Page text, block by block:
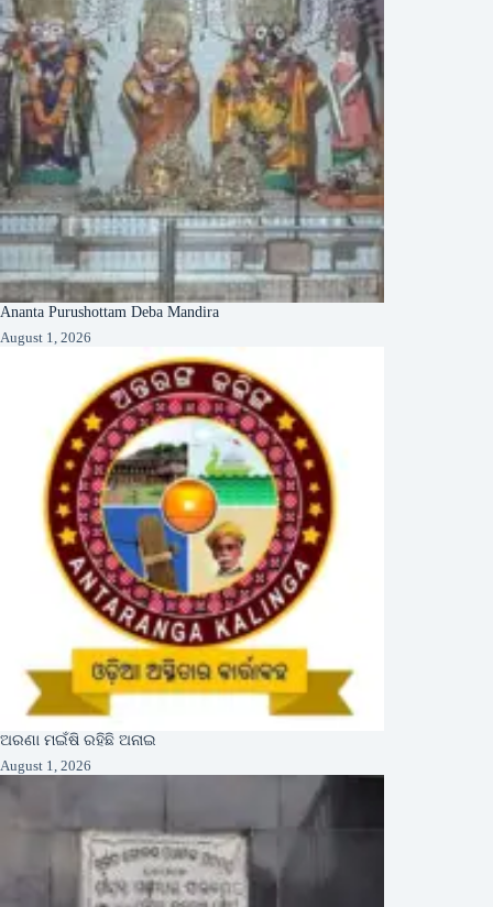
Ananta Purushottam Deba Mandira
August 1, 2026
ଅରଣା ମଇଁଷି ରହିଛି ଅନାଇ
August 1, 2026